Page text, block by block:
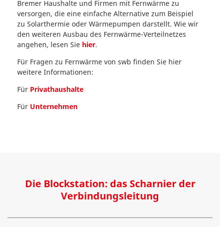
Bremer Haushalte und Firmen mit Fernwärme zu
versorgen, die eine einfache Alternative zum Beispiel
zu Solarthermie oder Wärmepumpen darstellt. Wie wir
den weiteren Ausbau des Fernwärme-Verteilnetzes
angehen, lesen Sie hier.
Für Fragen zu Fernwärme von swb finden Sie hier
weitere Informationen:
Für Privathaushalte
Für Unternehmen
Die Blockstation: das Scharnier der
Verbindungsleitung